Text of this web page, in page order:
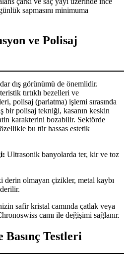
sapmasını minimuma
ve Polisaj
dış görünümü de önemlidir.
tırtıklı bezelleri ve
polisaj (parlatma) işlemi sırasında
bir polisaj tekniği, kasanın keskin
karakterini bozabilir. Sektörde
bu tür hassas estetik
Ultrasonik banyolarda ter, kir ve toz
derin olmayan çizikler, metal kaybı
safir kristal camında çatlak veya
camı ile değişimi sağlanır.
Testleri